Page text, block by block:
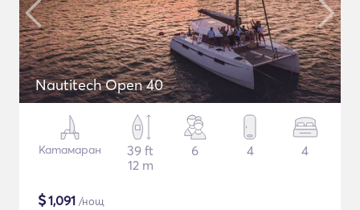
Nautitech Open 40
Катамаран
39 ft
12 m
6 4 4
$1,091 /нощ